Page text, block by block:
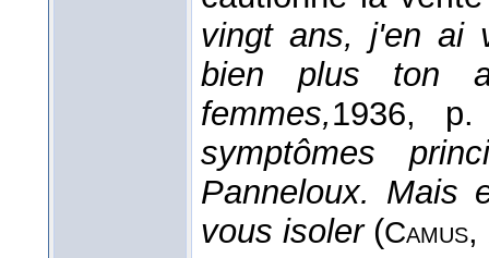
vingt ans, j'en ai
bien plus ton
femmes,1936, p.
symptômes
Panneloux. Mais
vous isoler(Camus,